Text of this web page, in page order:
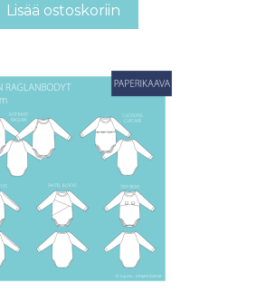
Lisää ostoskoriin